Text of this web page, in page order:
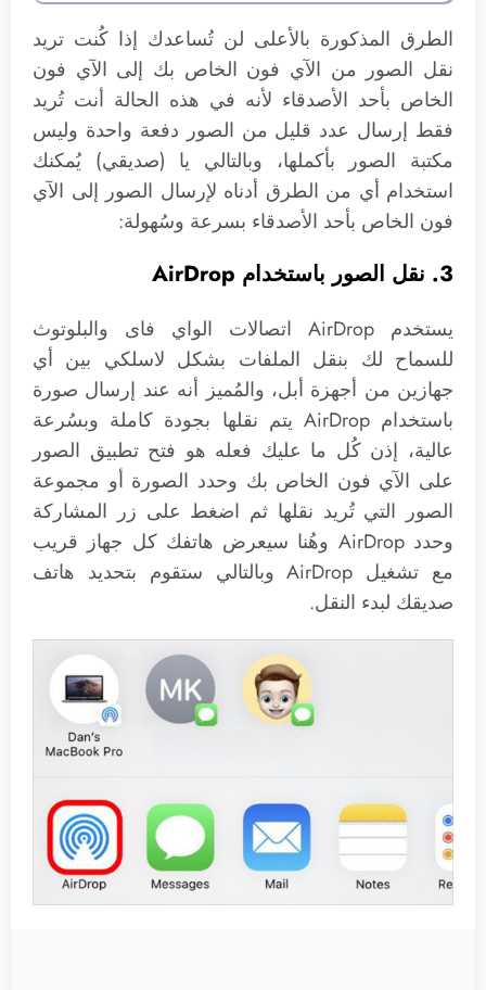
الطرق المذكورة بالأعلى لن تُساعدك إذا كُنت تريد
نقل الصور من الآي فون الخاص بك إلى الآي فون
الخاص بأحد الأصدقاء لأنه في هذه الحالة أنت تُريد
فقط إرسال عدد قليل من الصور دفعة واحدة وليس
مكتبة الصور بأكملها، وبالتالي يا (صديقي) يُمكنك
استخدام أي من الطرق أدناه لإرسال الصور إلى الآي
فون الخاص بأحد الأصدقاء بسرعة وسُهولة:
3. نقل الصور باستخدام AirDrop
يستخدم AirDrop اتصالات الواي فاى والبلوتوث
للسماح لك بنقل الملفات بشكل لاسلكي بين أي
جهازين من أجهزة أبل، والمُميز أنه عند إرسال صورة
باستخدام AirDrop يتم نقلها بجودة كاملة وبسُرعة
عالية، إذن كُل ما عليك فعله هو فتح تطبيق الصور
على الآي فون الخاص بك وحدد الصورة أو مجموعة
الصور التي تُريد نقلها ثم اضغط على زر المشاركة
وحدد AirDrop وهُنا سيعرض هاتفك كل جهاز قريب
مع تشغيل AirDrop وبالتالي ستقوم بتحديد هاتف
صديقك لبدء النقل.